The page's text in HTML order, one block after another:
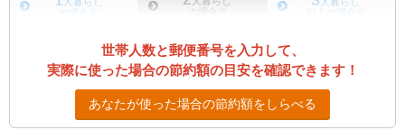
人暮らし
の場合
の場合
※
人暮らし
以上の場合
世帯人数と郵便番号を入力して、
実際に使った場合の節約額の目安を確認できます！
あなたが使った場合の節約額をしらべる